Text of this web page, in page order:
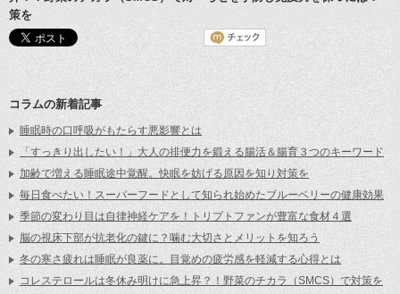
策を
コラムの新着記事
睡眠時の口呼吸がもたらす悪影響とは
「すっきり出したい！」大人の排便力を鍛える腸活＆腸育３つのキーワード
加齢で増える睡眠途中覚醒。快眠を妨げる原因を知り対策を
毎日食べたい！スーパーフードとして知られ始めたブルーベリーの健康効果
季節の変わり目は自律神経ケアを！トリプトファンが豊富な食材４選
脳の視床下部が抗老化の鍵に？噛む大切さとメリットを知ろう
冬の寒さ疲れは睡眠が良薬に。目覚めの疲労感を軽減する心得とは
コレステロールは冬休み明けに急上昇？！野菜のチカラ（SMCS）で対策を